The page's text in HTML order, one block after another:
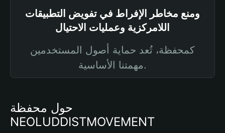
ومنع مخاطر الإفراط في تفويض التطبيقات
اللامركزية وعمليات الاحتيال
كمحفظة، تُعد حماية أصول المستخدمين
مهمتنا الأساسية.
حول محفظة
NEOLUDDISTMOVEMENT